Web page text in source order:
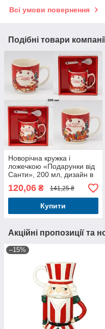
Всі умови повернення
Подібні товари
Новорічна кружка і
ложечкою «Подарунки від
Санти», 200 мл, дизайн в
асортименті
120,06 ₴ 141,25 ₴
Купити
Акційні пропозиції та
–15%